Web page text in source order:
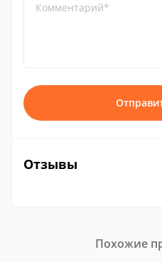
Комментарий*
Отзывы
Похожие